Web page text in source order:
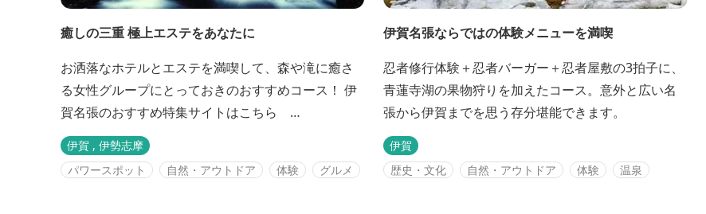
癒しの三重 極上エステをあなたに
お洒落なホテルとエステを満喫して、森や滝に癒さ
る女性グループにとっておきのおすすめコース！ 伊
賀名張のおすすめ特集サイトはこちら
https://www.kankomie.or.jp/special/iganabari/
伊賀 , 伊勢志摩
パワースポット
自然・アウトドア 体験 グルメ
伊賀名張ならではの体験メニューを満喫
忍者修行体験＋忍者バーガー＋忍者屋敷の3拍子に、
青蓮寺湖の果物狩りを加えたコース。意外と広い名
張から伊賀までを思う存分堪能できます。
伊賀
歴史・文化
自然・アウトドア 体験 温泉